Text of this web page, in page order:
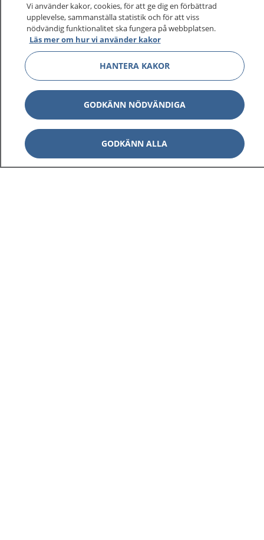
Vi använder kakor, cookies, för att ge dig en förbättrad
upplevelse, sammanställa statistik och för att viss
nödvändig funktionalitet ska fungera på webbplatsen.
Läs mer om hur vi använder kakor
HANTERA KAKOR
GODKÄNN NÖDVÄNDIGA
GODKÄNN ALLA